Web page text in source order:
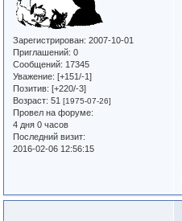
Зарегистрирован: 2007-10-01
Приглашений: 0
Сообщений: 17345
Уважение: [+151/-1]
Позитив: [+220/-3]
Возраст: 51[1975-07-26]
Провел на форуме:
4 дня 0 часов
Последний визит:
2016-02-06 12:56:15